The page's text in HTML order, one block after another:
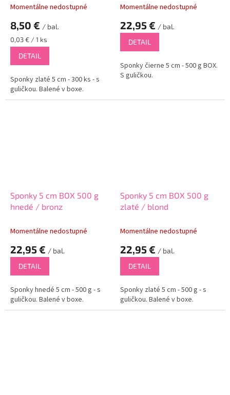
Momentálne nedostupné
8,50 € / bal.
Jednotková
cena:
0,03 € / 1 ks
DETAIL
Sponky zlaté 5 cm - 300 ks - s
guličkou. Balené v boxe.
Momentálne nedostupné
22,95 € / bal.
DETAIL
Sponky čierne 5 cm - 500 g BOX.
S guličkou.
Sponky 5 cm BOX 500 g
hnedé / bronz
Momentálne nedostupné
22,95 € / bal.
DETAIL
Sponky hnedé 5 cm - 500 g - s
guličkou. Balené v boxe.
Sponky 5 cm BOX 500 g
zlaté / blond
Momentálne nedostupné
22,95 € / bal.
DETAIL
Sponky zlaté 5 cm - 500 g - s
guličkou. Balené v boxe.